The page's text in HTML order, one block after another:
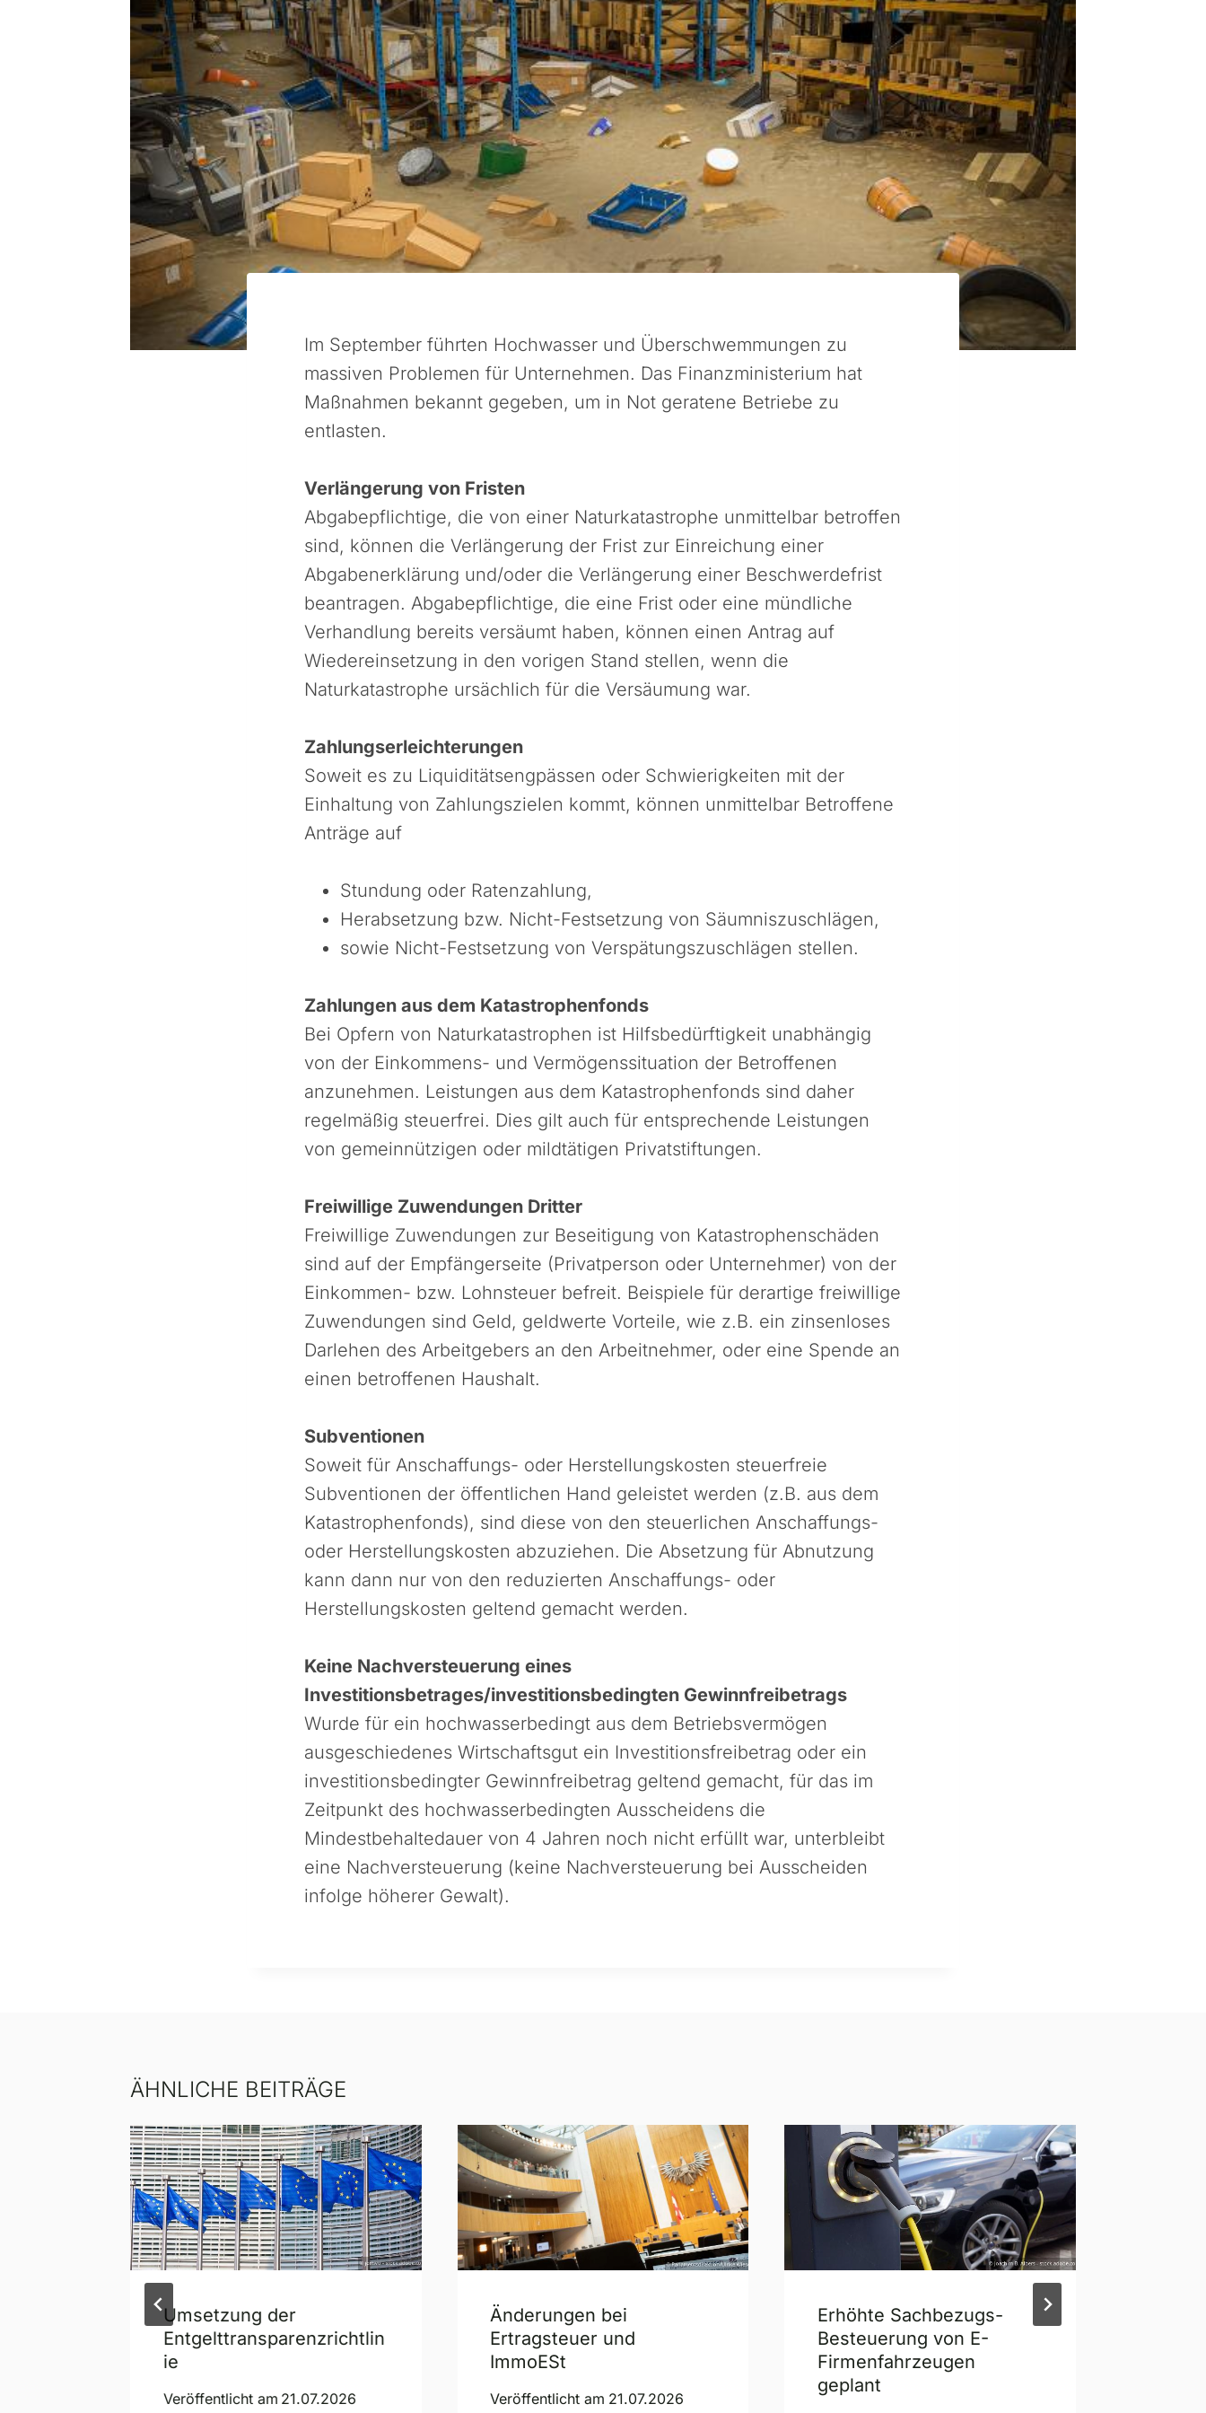
Im September führten Hochwasser und Überschwemmungen zu
massiven Problemen für Unternehmen. Das Finanzministerium hat
Maßnahmen bekannt gegeben, um in Not geratene Betriebe zu
entlasten.
Verlängerung von Fristen
Abgabepflichtige, die von einer Naturkatastrophe unmittelbar betroffen
sind, können die Verlängerung der Frist zur Einreichung einer
Abgabenerklärung und/oder die Verlängerung einer Beschwerdefrist
beantragen. Abgabepflichtige, die eine Frist oder eine mündliche
Verhandlung bereits versäumt haben, können einen Antrag auf
Wiedereinsetzung in den vorigen Stand stellen, wenn die
Naturkatastrophe ursächlich für die Versäumung war.
Zahlungserleichterungen
Soweit es zu Liquiditätsengpässen oder Schwierigkeiten mit der
Einhaltung von Zahlungszielen kommt, können unmittelbar Betroffene
Anträge auf
Stundung oder Ratenzahlung,
Herabsetzung bzw. Nicht-Festsetzung von Säumniszuschlägen,
sowie Nicht-Festsetzung von Verspätungszuschlägen stellen.
Zahlungen aus dem Katastrophenfonds
Bei Opfern von Naturkatastrophen ist Hilfsbedürftigkeit unabhängig
von der Einkommens- und Vermögenssituation der Betroffenen
anzunehmen. Leistungen aus dem Katastrophenfonds sind daher
regelmäßig steuerfrei. Dies gilt auch für entsprechende Leistungen
von gemeinnützigen oder mildtätigen Privatstiftungen.
Freiwillige Zuwendungen Dritter
Freiwillige Zuwendungen zur Beseitigung von Katastrophenschäden
sind auf der Empfängerseite (Privatperson oder Unternehmer) von der
Einkommen- bzw. Lohnsteuer befreit. Beispiele für derartige freiwillige
Zuwendungen sind Geld, geldwerte Vorteile, wie z.B. ein zinsenloses
Darlehen des Arbeitgebers an den Arbeitnehmer, oder eine Spende an
einen betroffenen Haushalt.
Subventionen
Soweit für Anschaffungs- oder Herstellungskosten steuerfreie
Subventionen der öffentlichen Hand geleistet werden (z.B. aus dem
Katastrophenfonds), sind diese von den steuerlichen Anschaffungs-
oder Herstellungskosten abzuziehen. Die Absetzung für Abnutzung
kann dann nur von den reduzierten Anschaffungs- oder
Herstellungskosten geltend gemacht werden.
Keine Nachversteuerung eines
Investitionsbetrages/investitionsbedingten Gewinnfreibetrags
Wurde für ein hochwasserbedingt aus dem Betriebsvermögen
ausgeschiedenes Wirtschaftsgut ein Investitionsfreibetrag oder ein
investitionsbedingter Gewinnfreibetrag geltend gemacht, für das im
Zeitpunkt des hochwasserbedingten Ausscheidens die
Mindestbehaltedauer von 4 Jahren noch nicht erfüllt war, unterbleibt
eine Nachversteuerung (keine Nachversteuerung bei Ausscheiden
infolge höherer Gewalt).
ÄHNLICHE BEITRÄGE
Umsetzung der
Entgelttransparenzrichtlin
ie
Veröffentlicht am 21.07.2026
Änderungen bei
Ertragsteuer und
ImmoESt
Veröffentlicht am 21.07.2026
Erhöhte Sachbezugs-
Besteuerung von E-
Firmenfahrzeugen
geplant